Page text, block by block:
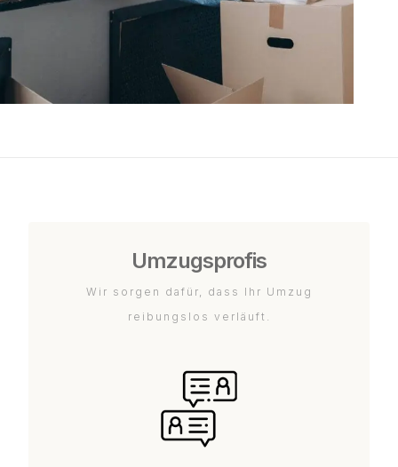
Umzugsprofis
Wir sorgen dafür, dass Ihr Umzug
reibungslos verläuft.